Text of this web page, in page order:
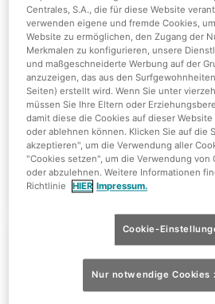
Monopoly
Der Spieleklassiker jetzt im
Weitere Details anzeigen
Centrales, S.A., die für diese Website
verwenden eigene und fremde Cookies,
Website zu ermöglichen, den Zugang der
Merkmalen zu konfigurieren, unsere
und maßgeschneiderte Werbung auf der
anzuzeigen, das aus den
Seiten) erstellt wird. Wenn Sie unter
müssen Sie Ihre Eltern oder
damit diese die Cookies auf dieser
oder ablehnen können. Klicken Sie auf die
akzeptieren", um die Verwendung aller
"Cookies setzen", um die Verwendung von
oder abzulehnen. Weitere Informationen
Richtlinie
HIER Impressum.
Cookie-
Nur notwendige Cookies